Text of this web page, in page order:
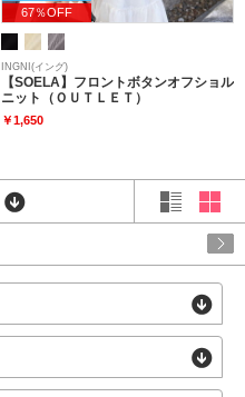
67％OFF
INGNI(イング)
【SOELA】フロントボタンオフショル
ニット（ＯＵＴＬＥＴ）
￥1,650